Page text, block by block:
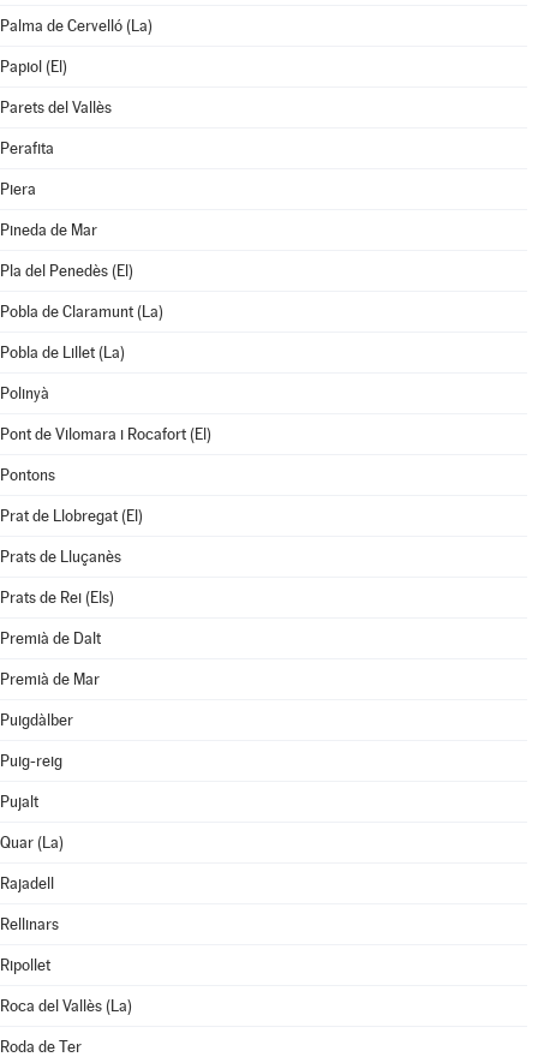
Palma de Cervelló (La)
Papiol (El)
Parets del Vallès
Perafita
Piera
Pineda de Mar
Pla del Penedès (El)
Pobla de Claramunt (La)
Pobla de Lillet (La)
Polinyà
Pont de Vilomara i Rocafort (El)
Pontons
Prat de Llobregat (El)
Prats de Lluçanès
Prats de Rei (Els)
Premià de Dalt
Premià de Mar
Puigdàlber
Puig-reig
Pujalt
Quar (La)
Rajadell
Rellinars
Ripollet
Roca del Vallès (La)
Roda de Ter